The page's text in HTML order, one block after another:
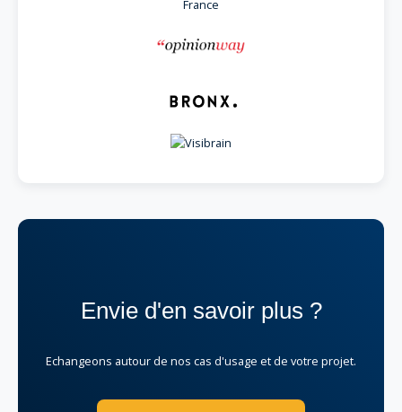
Envie d'en savoir plus ?
Echangeons autour de nos cas d'usage et de votre projet.